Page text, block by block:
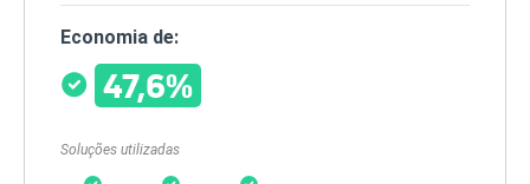
Economia de:
47,6%
Soluções utilizadas